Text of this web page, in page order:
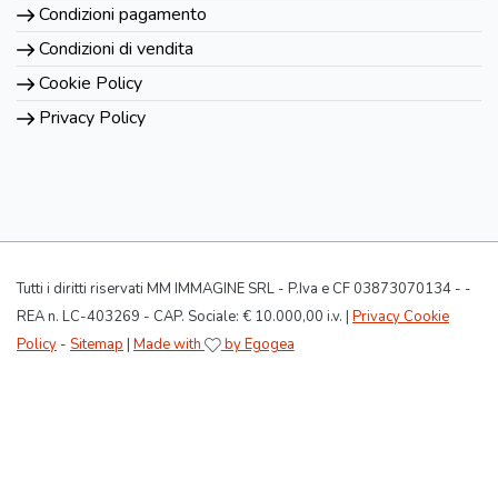
Condizioni pagamento
Condizioni di vendita
Cookie Policy
Privacy Policy
Tutti i diritti riservati MM IMMAGINE SRL - P.Iva e CF 03873070134 - -
REA n. LC-403269 - CAP. Sociale: € 10.000,00 i.v. | Privacy Cookie
Policy - Sitemap | Made with by Egogea